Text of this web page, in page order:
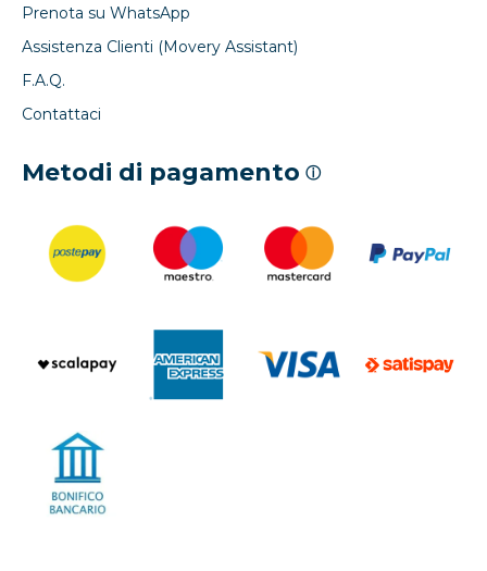
Prenota su WhatsApp
Assistenza Clienti (Movery Assistant)
F.A.Q.
Contattaci
Metodi di pagamento ⓘ